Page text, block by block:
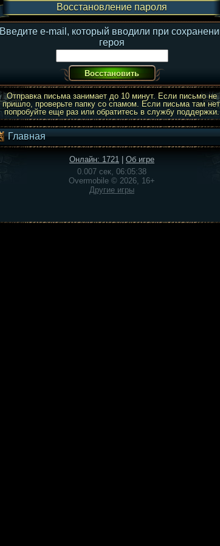
Восстановление пароля
Введите e-mail, который вводили при
героя
Отправка письма занимает до 10 минут. Если письмо не
пришло, проверьте папку со спамом. Если письма там
попробуйте еще раз или обратитесь в службу поддержки.
Главная
Онлайн: 1721
Об игре
0.007 сек, 06:05:38
Overmobile © 2026, 16+
Другие игры